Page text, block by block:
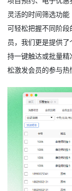
灵活的时间筛选功
可轻松把握不同阶
员，我们更是提供
持一键触达或批量
松激发会员的参与热